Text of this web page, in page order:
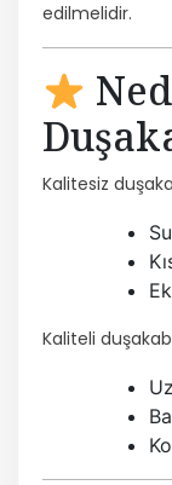
edilmelidir.
Kalitesiz
Kaliteli